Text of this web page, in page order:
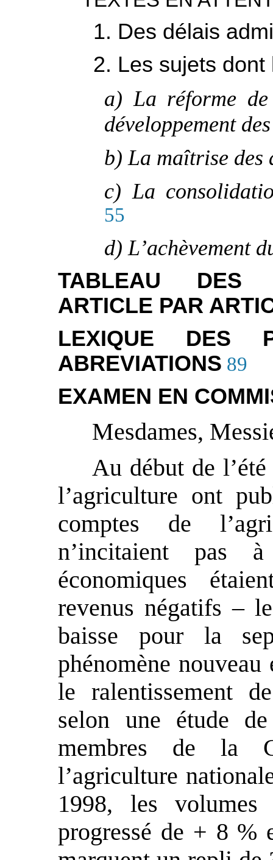
1. Des délais
2. Les sujets
a) La réforme
développement
b) La maîtrise des
c) La
55
d) L’achèvement
TABLEAU DES
ARTICLE PAR
LEXIQUE DES
ABREVIATIONS 89
EXAMEN EN
Mesdames,
Au début de
l’agriculture ont
comptes de
n’incitaient pas
économiques
revenus négatifs –
baisse pour la
phénomène
le ralentissement
selon une étude
membres de la
l’agriculture
1998, les
progressé de + 8 %